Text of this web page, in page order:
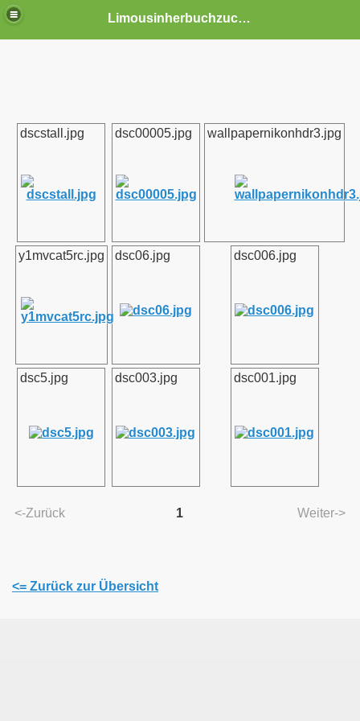
Limousinherbuchzuchtbetrieb DUHR
dscstall.jpg dsc00005.jpg wallpapernikonhdr3.jpg
y1mvcat5rc.jpg dsc06.jpg dsc006.jpg
dsc5.jpg dsc003.jpg dsc001.jpg
<-Zurück 1 Weiter->
<= Zurück zur Übersicht